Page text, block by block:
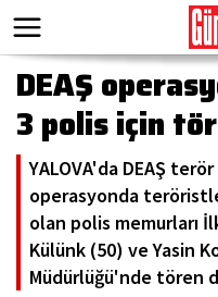
DEAŞ
3 polis için
YALOVA'da DEAŞ
operasyonda
olan polis memurları
Külünk (50) ve Yasin
Müdürlüğü'nde tören